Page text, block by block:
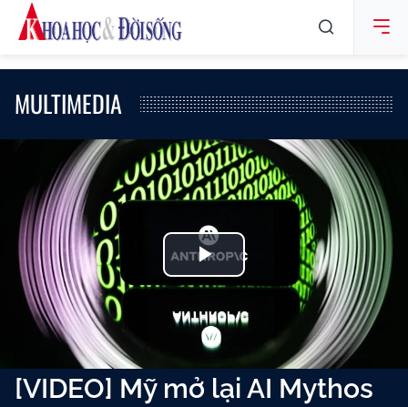
MULTIMEDIA
Play
Video
[VIDEO] Mỹ mở lại AI Mythos